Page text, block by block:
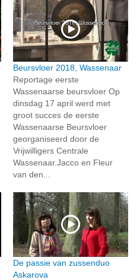
Beursvloer 2018, Wassenaar
Reportage eerste
Wassenaarse beursvloer Op
dinsdag 17 april werd met
groot succes de eerste
Wassenaarse Beursvloer
georganiseerd door de
Vrijwilligers Centrale
Wassenaar.Jacco en Fleur
van den...
De passie van zussenduo
Askarova